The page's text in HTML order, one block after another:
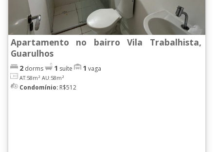
Apartamento no bairro Vila Trabalhista,
Guarulhos
2 dorms 1 suíte 1 vaga
AT:58m² AU:58m²
Condomínio: R$512